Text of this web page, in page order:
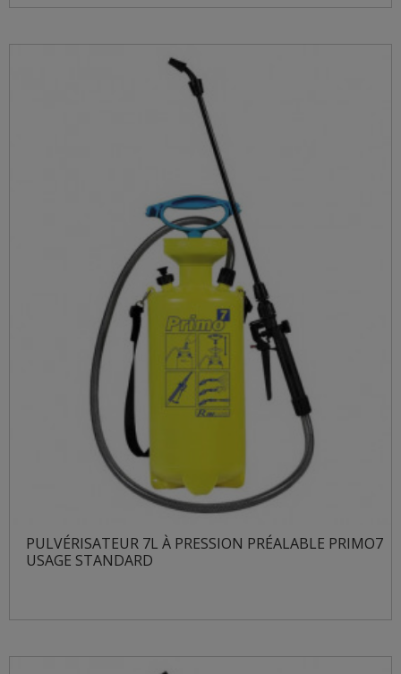
PULVÉRISATEUR 7L À PRESSION PRÉALABLE PRIMO7
USAGE STANDARD